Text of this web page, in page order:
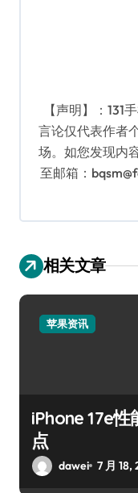
【声明】：131
言论仅代表作者
场。如您发现内
至邮箱：
相关文章
苹果资讯
iPhone 17e
点
dawei 7 月 18,